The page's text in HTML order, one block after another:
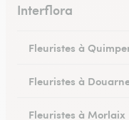
Interflora
Fleuristes à
Fleuristes à
Fleuristes à Morlaix